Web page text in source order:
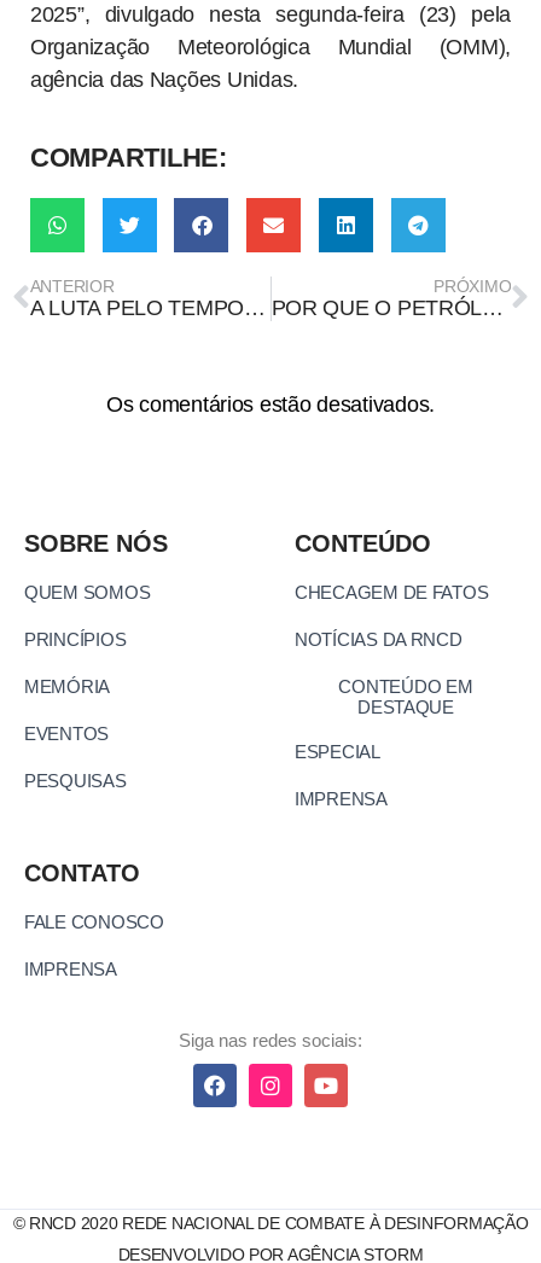
2025”, divulgado nesta segunda-feira (23) pela
Organização Meteorológica Mundial (OMM),
agência das Nações Unidas.
COMPARTILHE:
ANTERIOR
A LUTA PELO TEMPO DE VIDA: REDUÇÃO DA JORNADA DE TRABALHO E A VALORIZAÇÃO DA NEGOCIAÇÃO COLETIVA
PRÓXIMO
POR QUE O PETRÓLEO CARO NÃO É UMA VANTAGEM PARA O BRASIL
Os comentários estão desativados.
SOBRE NÓS
QUEM SOMOS
PRINCÍPIOS
MEMÓRIA
EVENTOS
PESQUISAS
CONTEÚDO
CHECAGEM DE FATOS
NOTÍCIAS DA RNCD
CONTEÚDO EM
DESTAQUE
ESPECIAL
IMPRENSA
CONTATO
FALE CONOSCO
IMPRENSA
Siga nas redes sociais:
© RNCD 2020 REDE NACIONAL DE COMBATE À DESINFORMAÇÃO
DESENVOLVIDO POR AGÊNCIA STORM